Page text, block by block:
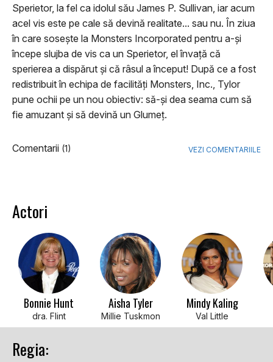
Sperietor, la fel ca idolul său James P. Sullivan, iar acum
acel vis este pe cale să devină realitate... sau nu. În ziua
în care sosește la Monsters Incorporated pentru a-și
începe slujba de vis ca un Sperietor, el învață că
sperierea a dispărut și că râsul a început! După ce a fost
redistribuit în echipa de facilități Monsters, Inc., Tylor
pune ochii pe un nou obiectiv: să-și dea seama cum să
fie amuzant și să devină un Glumeț.
Comentarii (1) VEZI COMENTARIILE
Actori
Bonnie Hunt
dra. Flint
Aisha Tyler
Millie Tuskmon
Mindy Kaling
Val Little
Regia: